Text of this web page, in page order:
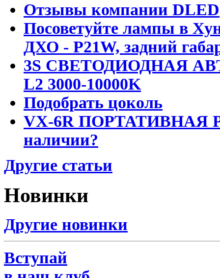
Отзывы компании DLED
Посоветуйте лампы в
ДХО - P21W, задний
3S СВЕТОДИОДНАЯ
L2 3000-10000K
Подобрать цоколь
VX-6R ПОРТАТИВНАЯ
наличии?
Другие статьи
Новинки
Другие новинки
Вступай